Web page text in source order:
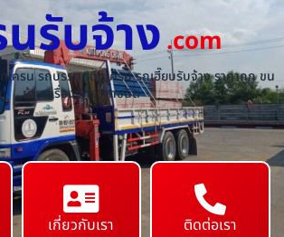
นรับจ้าง.com
ถเครน รถบรรทุกติดเครน รถเฮี๊ยบรับจ้าง ราคาถูก ขน
ย้ายเครื่องจักร ทุกชนิด
เกี่ยวกับเรา ติดต่อเรา